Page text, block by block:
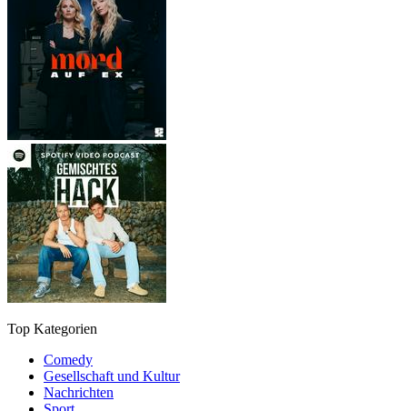
Top Kategorien
Comedy
Gesellschaft und Kultur
Nachrichten